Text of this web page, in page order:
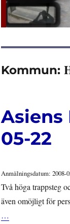
Kommun:
Asiens
05-22
Anmälningsdatum: 2008-
Två höga trappsteg
även omöjligt för
…